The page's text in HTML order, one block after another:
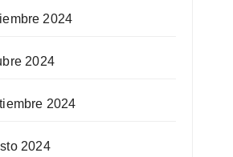
2024
2024
2024
2024